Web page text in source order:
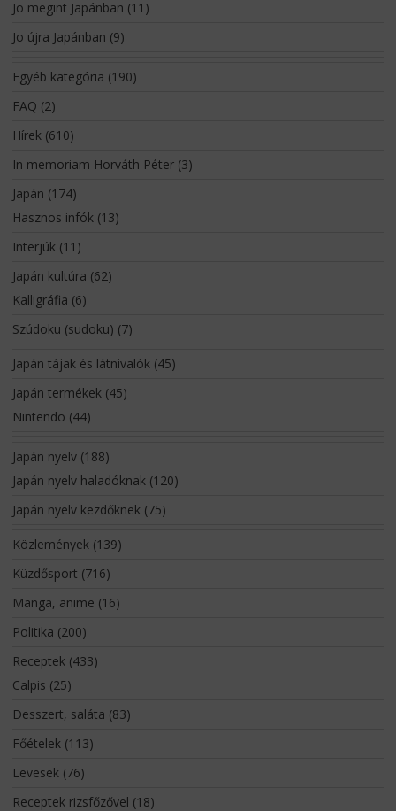
Jo megint Japánban (11)
Jo újra Japánban (9)
Egyéb kategória (190)
FAQ (2)
Hírek(610)
In memoriam Horváth Péter(3)
Japán (174)
Hasznos infók(13)
Interjúk(11)
Japán kultúra (62)
Kalligráfia (6)
Szúdoku (sudoku) (7)
Japán tájak és látnivalók(45)
Japán termékek(45)
Nintendo (44)
Japán nyelv(188)
Japán nyelv haladóknak(120)
Japán nyelv kezdőknek(75)
Közlemények(139)
Küzdősport (716)
Manga, anime (16)
Politika (200)
Receptek(433)
Calpis (25)
Desszert, saláta (83)
Főételek(113)
Levesek(76)
Receptek rizsfőzővel (18)